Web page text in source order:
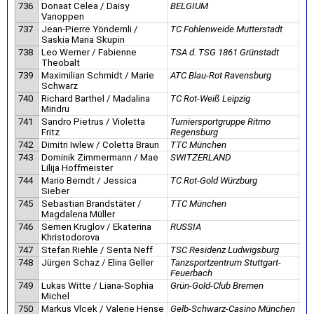
736
Donaat Celea / Daisy
Vanoppen
BELGIUM
737
Jean-Pierre Yöndemli /
Saskia Maria Skupin
TC Fohlenweide Mutterstadt
738
Leo Werner / Fabienne
Theobalt
TSA d. TSG 1861 Grünstadt
739
Maximilian Schmidt / Marie
Schwarz
ATC Blau-Rot Ravensburg
740
Richard Barthel / Madalina
Mindru
TC Rot-Weiß Leipzig
741
Sandro Pietrus / Violetta
Fritz
Turniersportgruppe Ritmo
Regensburg
742
Dimitri Iwlew / Coletta Braun
TTC München
743
Dominik Zimmermann / Mae
Lilija Hoffmeister
SWITZERLAND
744
Mario Berndt / Jessica
Sieber
TC Rot-Gold Würzburg
745
Sebastian Brandstäter /
Magdalena Müller
TTC München
746
Semen Kruglov / Ekaterina
Khristodorova
RUSSIA
747 Stefan Riehle / Senta Neff
TSC Residenz Ludwigsburg
748
Jürgen Schaz / Elina Geller
Tanzsportzentrum Stuttgart-
Feuerbach
749
Lukas Witte / Liana-Sophia
Michel
Grün-Gold-Club Bremen
750 Markus Vlcek / Valerie Hense Gelb-Schwarz-Casino München